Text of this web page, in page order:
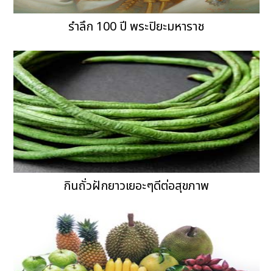
รำลึก 100 ปี พระปิยะมหาราช
กินถั่วฝักยาวเยอะๆดีต่อสุขภาพ